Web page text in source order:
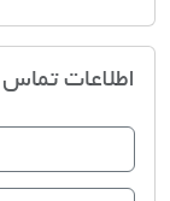
اطلاعات تماس